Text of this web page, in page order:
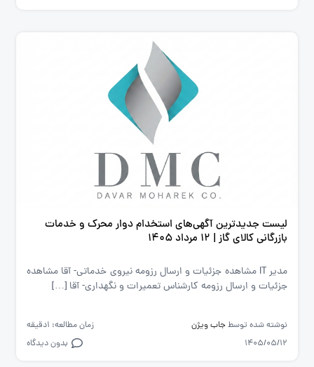
لیست جدیدترین آگهی‌های استخدام دوار محرک و خدمات
بازرگانی کالای گاز | ۱۲ مرداد ۱۴۰۵
مدیر IT مشاهده جزئیات و ارسال رزومه نیروی خدماتی- آقا مشاهده
جزئیات و ارسال رزومه کارشناس تعمیرات و نگهداری- آقا […]
نوشته شده توسط جاب ویژن
زمان مطالعه: 1دقیقه
1405/05/12
بدون دیدگاه